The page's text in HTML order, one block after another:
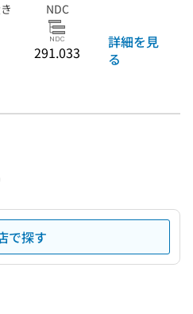
NDC
291.033
詳細を見
る
で探す